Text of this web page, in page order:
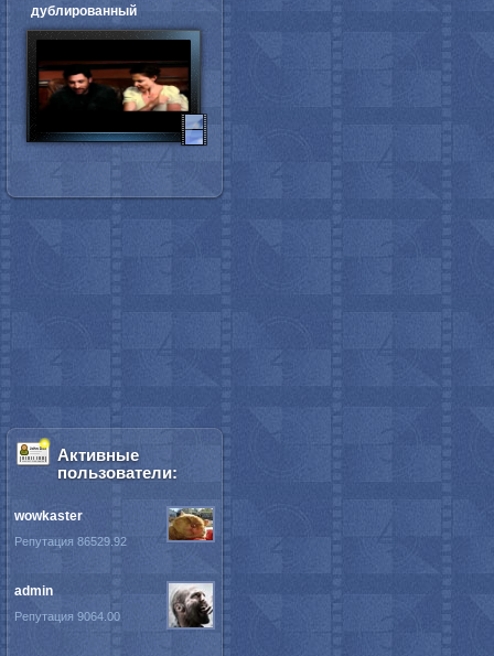
дублированный
Активные
пользователи:
wowkaster
Репутация 86529.92
admin
Репутация 9064.00